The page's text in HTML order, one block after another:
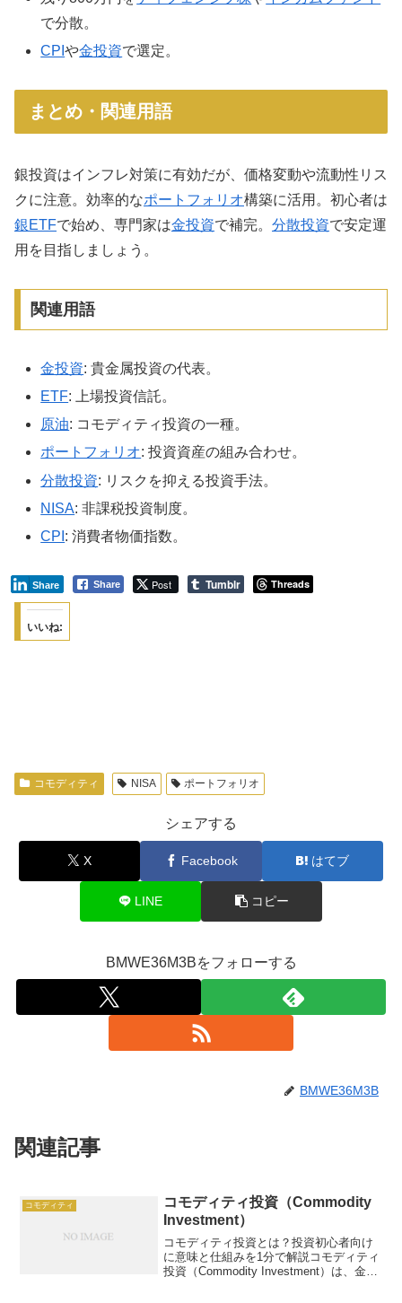
で分散。
CPIや金投資で選定。
まとめ・関連用語
銀投資はインフレ対策に有効だが、価格変動や流動性リス
クに注意。効率的なポートフォリオ構築に活用。初心者は
銀ETFで始め、専門家は金投資で補完。 分散投資で安定運
用を目指しましょう。
関連用語
金投資: 貴金属投資の代表。
ETF: 上場投資信託。
原油: コモディティ投資の一種。
ポートフォリオ: 投資資産の組み合わせ。
分散投資: リスクを抑える投資手法。
NISA: 非課税投資制度。
CPI : 消費者物価指数。
Share Post
Share Tumblr Threads
いいね:
コモディティ NISA ポートフォリオ
シェアする
X Facebook はてブ
LINE コピー
BMWE36M3Bをフォローする
BMWE36M3B
関連記事
コモディティ
コモディティ投資（Commodity
Investment）
コモディティ投資とは？投資初心者向け
に意味と仕組みを1分で解説コモディティ
投資（Commodity Investment）は、金、